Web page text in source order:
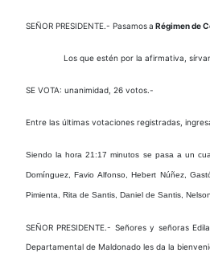
SEÑOR PRESIDENTE.- Pasamosa Régimen de
Los que estén por la afirmativa,
SE VOTA: unanimidad, 26 votos.-
Entre las últimas votaciones registradas,
Siendo la hora 21:17 minutos se pasa a un
Domínguez, Favio Alfonso, Hebert Núñez,
Pimienta, Rita de Santis, Daniel de Santis,
SEÑOR PRESIDENTE.- Señores y señoras
Departamental de Maldonado les da la